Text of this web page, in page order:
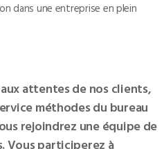
dans une entreprise en plein
attentes de nos clients,
méthodes du bureau
rejoindrez une équipe de